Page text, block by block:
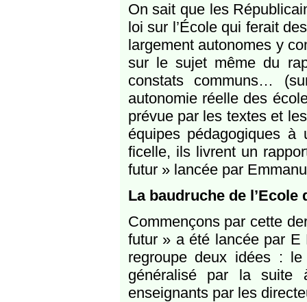
On sait que les
loi sur l’École qui ferait
largement autonomes y
sur le sujet même du
constats communs…
autonomie réelle des
prévue par les textes et
équipes pédagogiques
ficelle, ils livrent un
futur » lancée par
La baudruche de l’Ecole
Commençons par cette
futur » a été lancée par E
regroupe deux idées :
généralisé par la suite
enseignants par les